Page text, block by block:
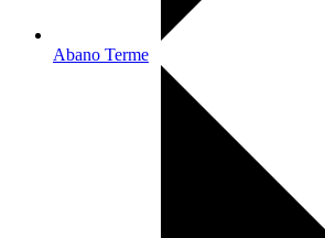
Abano Terme